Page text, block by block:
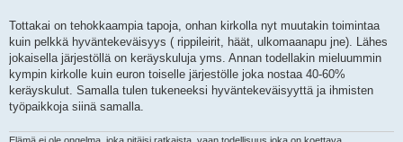
Tottakai on tehokkaampia tapoja, onhan kirkolla nyt muutakin toimintaa
kuin pelkkä hyväntekeväisyys ( rippileirit, häät, ulkomaanapu jne). Lähes
jokaisella järjestöllä on keräyskuluja yms. Annan todellakin mieluummin
kympin kirkolle kuin euron toiselle järjestölle joka nostaa 40-60%
keräyskulut. Samalla tulen tukeneeksi hyväntekeväisyyttä ja ihmisten
työpaikkoja siinä samalla.